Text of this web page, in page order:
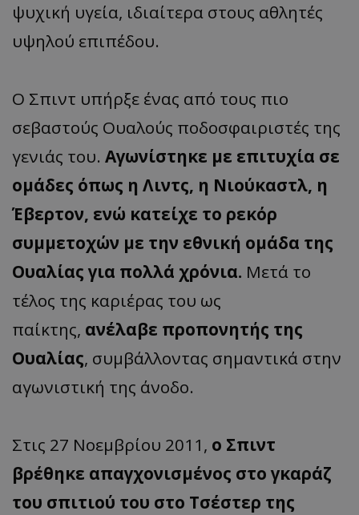
ψυχική υγεία, ιδιαίτερα στους αθλητές
υψηλού επιπέδου.
Ο Σπιντ υπήρξε ένας από τους πιο
σεβαστούς Ουαλούς ποδοσφαιριστές της
γενιάς του. Αγωνίστηκε με επιτυχία σε
ομάδες όπως η Λιντς, η Νιούκαστλ, η
Έβερτον, ενώ κατείχε το ρεκόρ
συμμετοχών με την εθνική ομάδα της
Ουαλίας για πολλά χρόνια. Μετά το
τέλος της καριέρας του ως
παίκτης, ανέλαβε προπονητής της
Ουαλίας, συμβάλλοντας σημαντικά στην
αγωνιστική της άνοδο.
Στις 27 Νοεμβρίου 2011, ο Σπιντ
βρέθηκε απαγχονισμένος στο γκαράζ
του σπιτιού του στο Τσέστερ της